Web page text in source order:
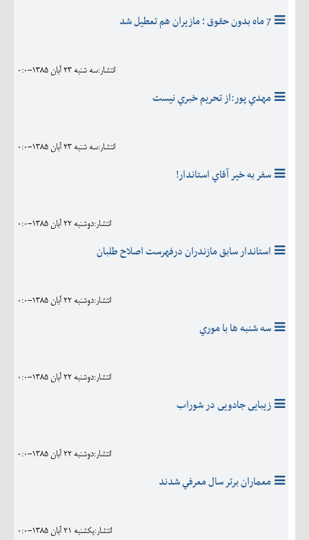
7 ماه بدون حقوق ؛ مازيران هم تعطيل شد
انتشار:سه شنبه 23 آبان 1385-0:0
مهدي پور:از تحريم خبري نيست
انتشار:سه شنبه 23 آبان 1385-0:0
سفر به خير آقاي استاندار!
انتشار:دوشنبه 22 آبان 1385-0:0
استاندار سابق مازندران درفهرست اصلاح طلبان
انتشار:دوشنبه 22 آبان 1385-0:0
سه شنبه ها با موري
انتشار:دوشنبه 22 آبان 1385-0:0
زيبايى جادويى در شوراب
انتشار:دوشنبه 22 آبان 1385-0:0
معماران برتر سال معرفي شدند
انتشار:يکشنبه 21 آبان 1385-0:0